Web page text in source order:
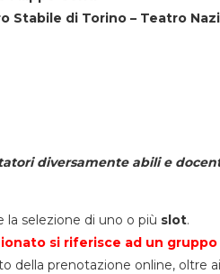
Stabile di Torino – Teatro
diversamente abili e
selezione di uno o più slot.
si riferisce ad un gruppo
della prenotazione online, oltre